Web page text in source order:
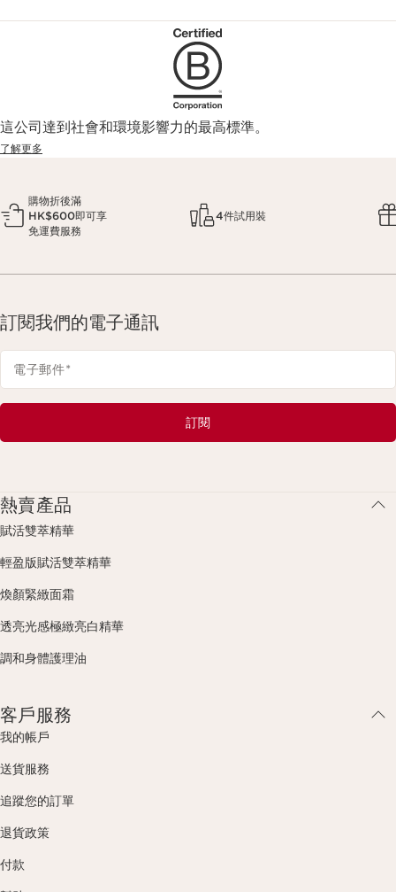
這公司達到社會和環境影響力的最高標準。
了解更多
購物折後滿
HK$600即可享
免運費服務
4件試用裝
訂閱我們的電子通訊
電子郵件*
訂閱
熱賣產品
賦活雙萃精華
輕盈版賦活雙萃精華
煥顏緊緻面霜
透亮光感極緻亮白精華
調和身體護理油
客戶服務
我的帳戶
送貨服務
追蹤您的訂單
退貨政策
付款